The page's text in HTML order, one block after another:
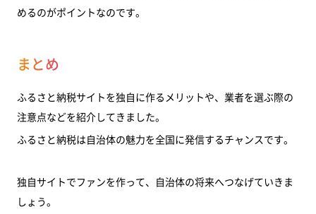
めるのがポイントなのです。
まとめ
ふるさと納税サイトを独自に作るメリットや、業者を選ぶ際の
注意点などを紹介してきました。
ふるさと納税は自治体の魅力を全国に発信するチャンスです。
独自サイトでファンを作って、自治体の将来へつなげていきま
しょう。